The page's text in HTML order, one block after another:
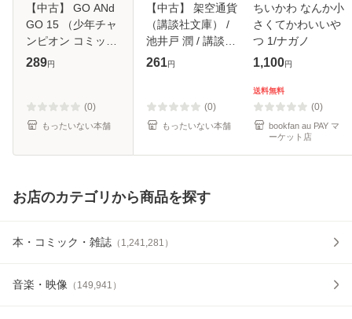
【中古】 GO ANd
GO 15 （少年チャ
ンピオン コミック
ス） / 古谷野 孝雄
無料】
289円
(0)
もったいない本舗
【中古】 架空通貨
（講談社文庫） /
池井戸 潤 / 講談社
[文庫]【メール便送
261円
(0)
もったいない本舗
ちいかわ なんか小
さくてかわいいや
つ 1/ナガノ
1,100円
送料無料
(0)
bookfan au PAY マ
ーケット店
お店のカテゴリから商品を探す
本・コミック・雑誌 （ 1,241,281 ）
音楽・映像 （ 149,941 ）